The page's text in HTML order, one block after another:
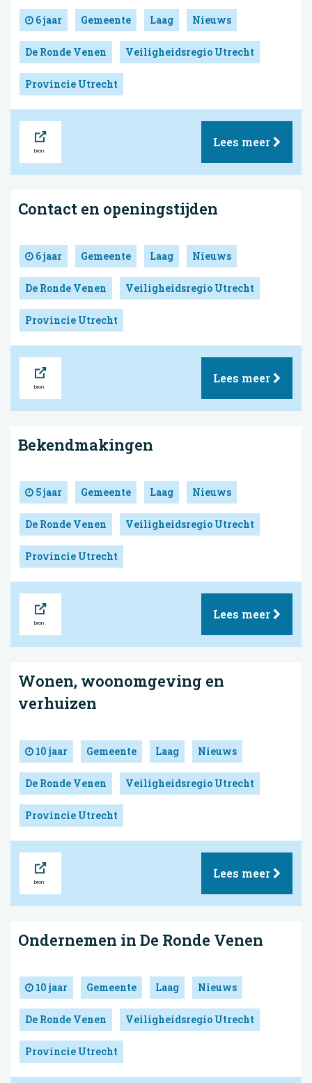
6 jaar Gemeente Laag Nieuws
De Ronde Venen Veiligheidsregio Utrecht
Provincie Utrecht
Lees meer
Contact en openingstijden
6 jaar Gemeente Laag Nieuws
De Ronde Venen Veiligheidsregio Utrecht
Provincie Utrecht
Lees meer
Bekendmakingen
5 jaar Gemeente Laag Nieuws
De Ronde Venen Veiligheidsregio Utrecht
Provincie Utrecht
Lees meer
Wonen, woonomgeving en
verhuizen
10 jaar Gemeente Laag Nieuws
De Ronde Venen Veiligheidsregio Utrecht
Provincie Utrecht
Lees meer
Ondernemen in De Ronde Venen
10 jaar Gemeente Laag Nieuws
De Ronde Venen Veiligheidsregio Utrecht
Provincie Utrecht